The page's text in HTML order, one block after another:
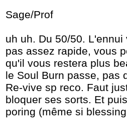
Sage/Prof
uh uh. Du 50/50.
pas assez rapide, vous
qu'il vous restera plus
le Soul Burn passe, pas
Re-vive sp reco. Faut
bloquer ses sorts. Et
poring (même si